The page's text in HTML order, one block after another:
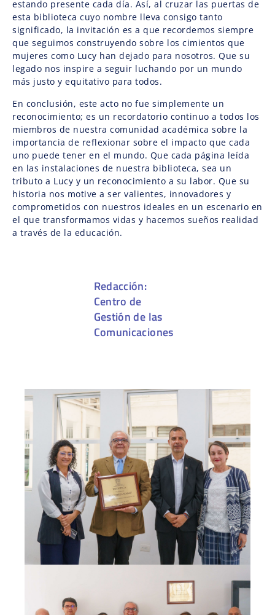
estando presente cada día. Así, al cruzar las puertas de
esta biblioteca cuyo nombre lleva consigo tanto
significado, la invitación es a que recordemos siempre
que seguimos construyendo sobre los cimientos que
mujeres como Lucy han dejado para nosotros. Que su
legado nos inspire a seguir luchando por un mundo
más justo y equitativo para todos.
En conclusión, este acto no fue simplemente un
reconocimiento; es un recordatorio continuo a todos los
miembros de nuestra comunidad académica sobre la
importancia de reflexionar sobre el impacto que cada
uno puede tener en el mundo. Que cada página leída
en las instalaciones de nuestra biblioteca, sea un
tributo a Lucy y un reconocimiento a su labor. Que su
historia nos motive a ser valientes, innovadores y
comprometidos con nuestros ideales en un escenario en
el que transformamos vidas y hacemos sueños realidad
a través de la educación.
Redacción:
Centro de
Gestión de las
Comunicaciones